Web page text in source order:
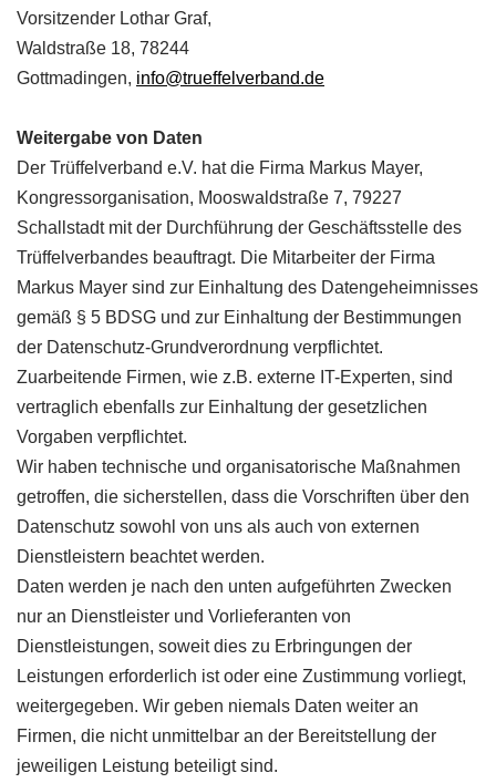
Vorsitzender Lothar Graf,
Waldstraße 18, 78244
Gottmadingen, info@trueffelverband.de
Weitergabe von Daten
Der Trüffelverband e.V. hat die Firma Markus Mayer,
Kongressorganisation, Mooswaldstraße 7, 79227
Schallstadt mit der Durchführung der Geschäftsstelle des
Trüffelverbandes beauftragt. Die Mitarbeiter der Firma
Markus Mayer sind zur Einhaltung des Datengeheimnisses
gemäß § 5 BDSG und zur Einhaltung der Bestimmungen
der Datenschutz-Grundverordnung verpflichtet.
Zuarbeitende Firmen, wie z.B. externe IT-Experten, sind
vertraglich ebenfalls zur Einhaltung der gesetzlichen
Vorgaben verpflichtet.
Wir haben technische und organisatorische Maßnahmen
getroffen, die sicherstellen, dass die Vorschriften über den
Datenschutz sowohl von uns als auch von externen
Dienstleistern beachtet werden.
Daten werden je nach den unten aufgeführten Zwecken
nur an Dienstleister und Vorlieferanten von
Dienstleistungen, soweit dies zu Erbringungen der
Leistungen erforderlich ist oder eine Zustimmung vorliegt,
weitergegeben. Wir geben niemals Daten weiter an
Firmen, die nicht unmittelbar an der Bereitstellung der
jeweiligen Leistung beteiligt sind.